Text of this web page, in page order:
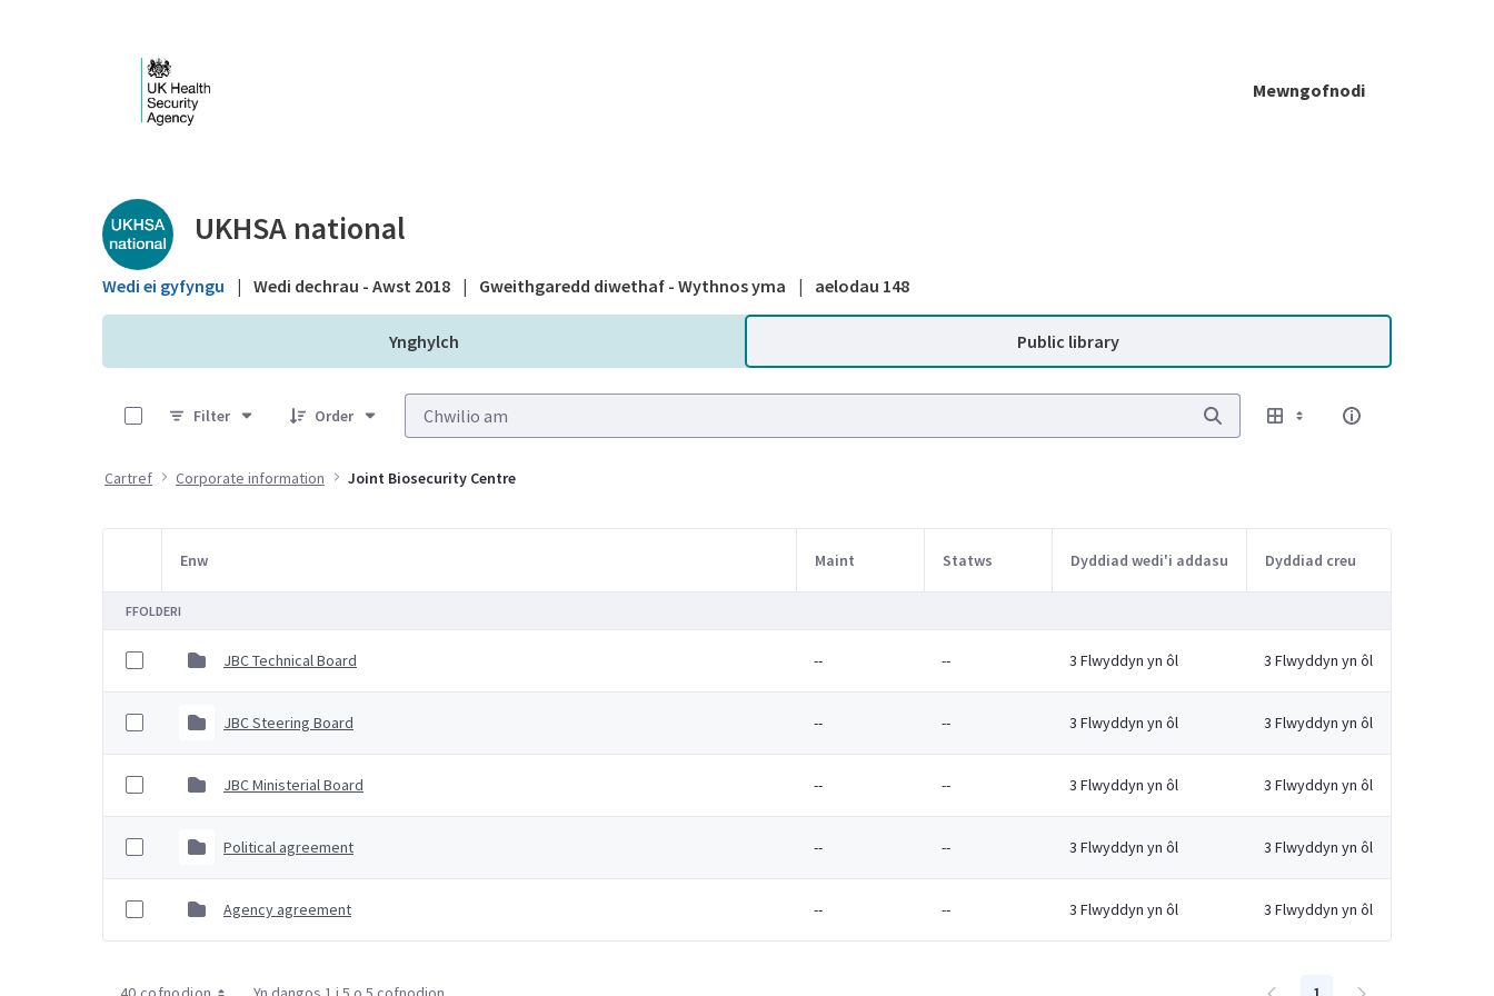
Mewngofnodi
Public library - UKHSA national
UKHSA national
Wedi ei gyfyngu | Wedi dechrau - Awst 2018 | Gweithgaredd diwethaf - Wythnos yma | aelodau 148
Ynghylch Public library
Filter
Order
Cartref Corporate information Joint Biosecurity Centre
Item Selection
Enw Maint Statws Dyddiad wedi'i addasu Dyddiad creu
FFOLDERI
JBC Technical Board -- -- 3 Flwyddyn yn ôl 3 Flwyddyn yn ôl
JBC Steering Board -- -- 3 Flwyddyn yn ôl 3 Flwyddyn yn ôl
JBC Ministerial Board -- -- 3 Flwyddyn yn ôl 3 Flwyddyn yn ôl
Political agreement -- -- 3 Flwyddyn yn ôl 3 Flwyddyn yn ôl
Agency agreement -- -- 3 Flwyddyn yn ôl 3 Flwyddyn yn ôl